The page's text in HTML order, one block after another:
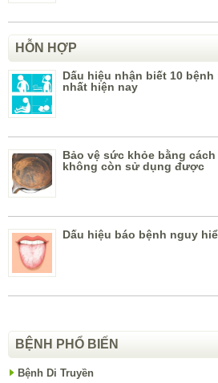
HỖN HỢP
Dấu hiệu nhận biết 10
nhất hiện nay
Bảo vệ sức khỏe bằng
không còn sử dụng được
Dấu hiệu báo bệnh nguy
BỆNH PHỔ BIẾN
Bệnh Di Truyền